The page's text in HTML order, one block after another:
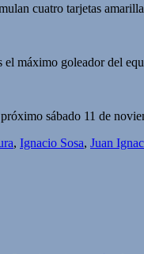
cuatro tarjetas
máximo goleador del
sábado 11 de
, Ignacio Sosa, Juan